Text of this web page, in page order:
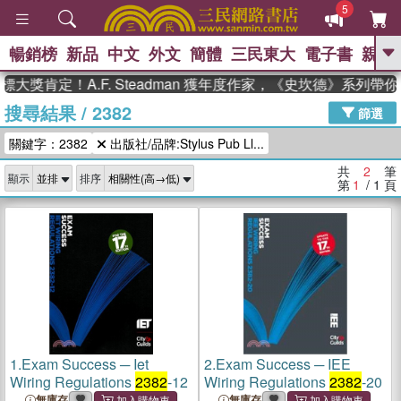
5
GO
The Odyssey 、
父親節 、 如果歷史是一群喵 、 暑期
推薦 、 國際布克獎 臺灣漫遊錄
念華 、 台灣的李登輝時代 、 數學女
孩：黎曼猜想
偉大的迷走神經
暢銷榜 新品 中文 外文 簡體 三民東大 電子書 親子
大獎肯定！A.F. Steadman 獲年度作家，《史坎德》系列帶你
搜尋結果/ 2382
篩選
關鍵字：2382
出版社/品牌:Stylus Pub Ll...
顯示 排序 共 2 筆
第 1 / 1 頁
1.Exam Success ─ Iet
Wiring Regulations2382-12
2.Exam Success ─ IEE
Wiring Regulations2382-20